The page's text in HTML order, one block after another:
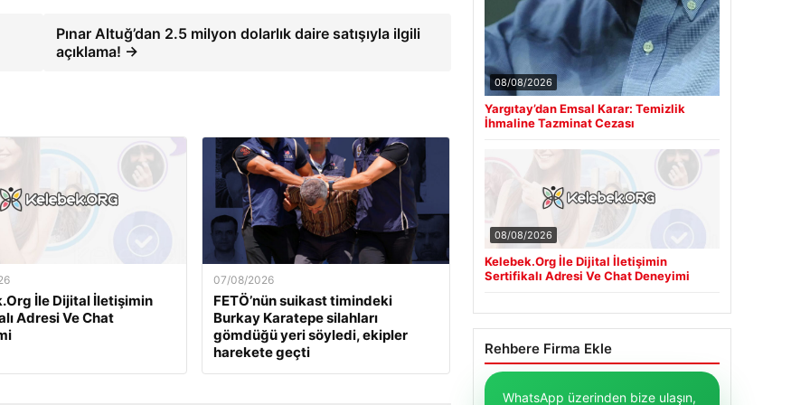
Pınar Altuğ’dan 2.5 milyon dolarlık daire satışıyla ilgili
açıklama! →
İle Dijital İletişimin
Adresi Ve Chat
07/08/2026
FETÖ’nün suikast timindeki
Burkay Karatepe silahları
gömdüğü yeri söyledi, ekipler
harekete geçti
08/08/2026
Yargıtay’dan Emsal Karar: Temizlik
İhmaline Tazminat Cezası
08/08/2026
Kelebek.Org İle Dijital İletişimin
Sertifikalı Adresi Ve Chat Deneyimi
Rehbere Firma Ekle
WhatsApp üzerinden bize ulaşın,